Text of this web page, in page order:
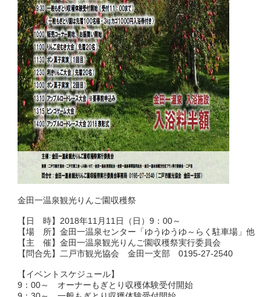
金田一温泉観光りんご園収穫祭
【日 時】2018年11月11日（日）9：00～
【場 所】金田一温泉センター「ゆうゆうゆ～らく駐車場」他
【主 催】金田一温泉観光りんご園収穫祭実行委員会
【問合先】二戸市観光協会 金田一支部 0195-27-2540
【イベントスケジュール】
9：00～ オーナーもぎとり収穫体験受付開始